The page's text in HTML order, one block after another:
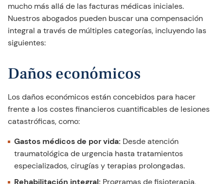
mucho más allá de las facturas médicas iniciales.
Nuestros abogados pueden buscar una compensación
integral a través de múltiples categorías, incluyendo las
siguientes:
Daños económicos
Los daños económicos están concebidos para hacer
frente a los costes financieros cuantificables de lesiones
catastróficas, como:
Gastos médicos de por vida: Desde atención
traumatológica de urgencia hasta tratamientos
especializados, cirugías y terapias prolongadas.
Rehabilitación integral: Programas de fisioterapia,